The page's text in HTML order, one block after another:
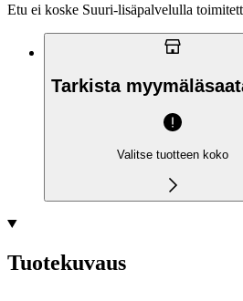
Etu ei koske Suuri‑lisäpalvelulla
Tarkista
Valitse tuotteen koko
Tuotekuvaus